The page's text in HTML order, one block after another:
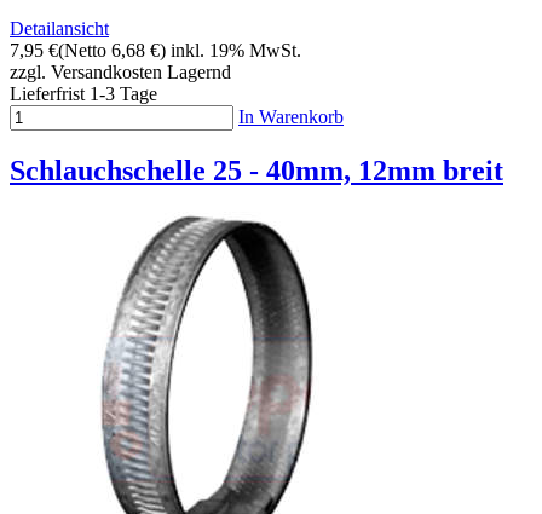
Detailansicht
7,95 €(Netto 6,68 €) inkl. 19% MwSt.
zzgl. Versandkosten Lagernd
Lieferfrist 1-3 Tage
In Warenkorb
Schlauchschelle 25 - 40mm, 12mm breit